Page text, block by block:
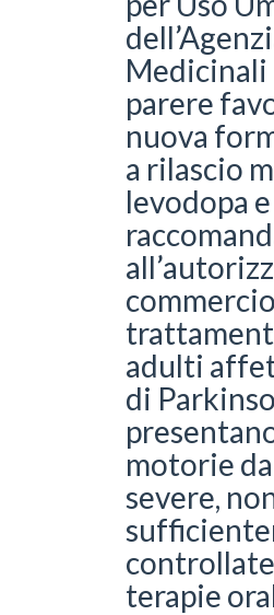
Medicinali
parere
nuova
a rilascio
levodopa
adulti
di
motorie
severe,
terapie